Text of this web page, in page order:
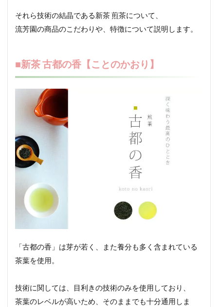
それら技術の結晶である新茶 煎茶について、
流芳園の商品のこだわりや、特徴について説明します。
■新茶 古都の香【ことのかおり】
「古都の香」は芽が若く、また養分も多く含まれている
茶葉を使用。
技術に関しては、目利きの技術のみを使用しており、
茶葉のレベルが高いため、そのままでも十分通用しま